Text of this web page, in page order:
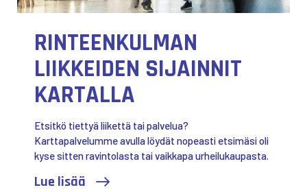
RINTEENKULMAN
LIIKKEIDEN SIJAINNIT
KARTALLA
Etsitkö tiettyä liikettä tai palvelua?
Karttapalvelumme avulla löydät nopeasti etsimäsi oli
kyse sitten ravintolasta tai vaikkapa urheilukaupasta.
Lue lisää